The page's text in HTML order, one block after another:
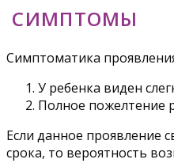
СИМПТОМЫ
Симптоматика
У ребенка виден
Полное пожелтение
Если данное проявление
срока, то вероятность